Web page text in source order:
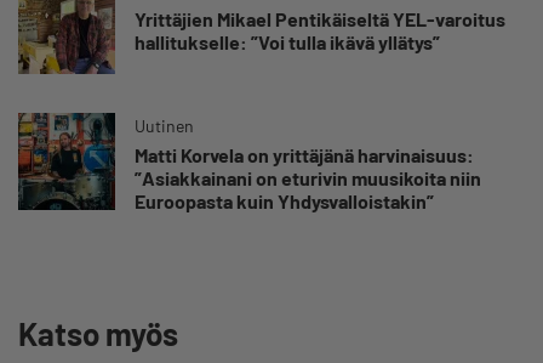
Yrittäjien Mikael Pentikäiseltä YEL-varoitus
hallitukselle: ”Voi tulla ikävä yllätys”
Uutinen
Matti Korvela on yrittäjänä harvinaisuus:
”Asiakkainani on eturivin muusikoita niin
Euroopasta kuin Yhdysvalloistakin”
Katso myös